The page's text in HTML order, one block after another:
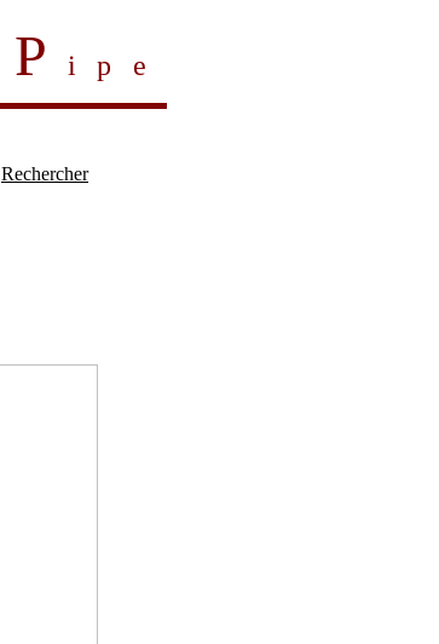
P ipe
Rechercher